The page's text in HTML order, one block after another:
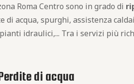
Roma Centro sono in grado di
di acqua, spurghi, assistenza
idraulici,... Tra i servizi più
di acqua